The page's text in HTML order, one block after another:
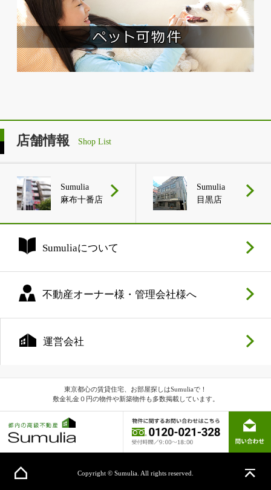
店舗情報 Shop List
Sumulia
麻布十番店
Sumulia
目黒店
Sumuliaについて
不動産オーナー様・管理会社様へ
運営会社
東京都心の賃貸住宅、お部屋探しはSumuliaで！
敷金礼金０円の物件や新築物件も多数掲載しています。
Copyright © Sumulia. All rights reserved.